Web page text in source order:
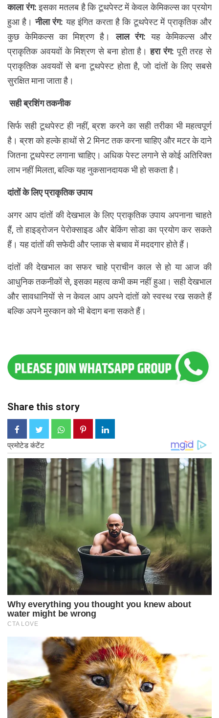
काला रंग:इसका मतलब है कि टूथपेस्ट में केवल केमिकल्स का प्रयोग
हुआ है। नीला रंग: यह इंगित करता है कि टूथपेस्ट में प्राकृतिक और
कुछ केमिकल्स का मिश्रण है।
लाल रंग:यह केमिकल्स और
प्राकृतिक अवयवों के मिश्रण से बना होता है। हरा रंग:पूरी तरह से
प्राकृतिक अवयवों से बना टूथपेस्ट होता है, जो दांतों के लिए सबसे
सुरक्षित माना जाता है।
सही ब्रशिंग तकनीक
सिर्फ सही टूथपेस्ट ही नहीं, ब्रश करने का सही तरीका भी महत्वपूर्ण
है। ब्रश को हल्के हाथों से 2 मिनट तक करना चाहिए और मटर के दाने
जितना टूथपेस्ट लगाना चाहिए। अधिक पेस्ट लगाने से कोई अतिरिक्त
लाभ नहीं मिलता, बल्कि यह नुकसानदायक भी हो सकता है।
दांतों के लिए प्राकृतिक उपाय
अगर आप दांतों की देखभाल के लिए प्राकृतिक उपाय अपनाना चाहते
हैं, तो हाइड्रोजन पेरोक्साइड और बेकिंग सोडा का प्रयोग कर सकते
हैं। यह दांतों की सफेदी और प्लाक से बचाव में मददगार होते हैं।
दांतों की देखभाल का सफर चाहे प्राचीन काल से हो या आज की
आधुनिक तकनीकों से, इसका महत्व कभी कम नहीं हुआ। सही देखभाल
और सावधानियों से न केवल आप अपने दांतों को स्वस्थ रख सकते हैं
बल्कि अपने मुस्कान को भी बेदाग बना सकते हैं।
Share this story